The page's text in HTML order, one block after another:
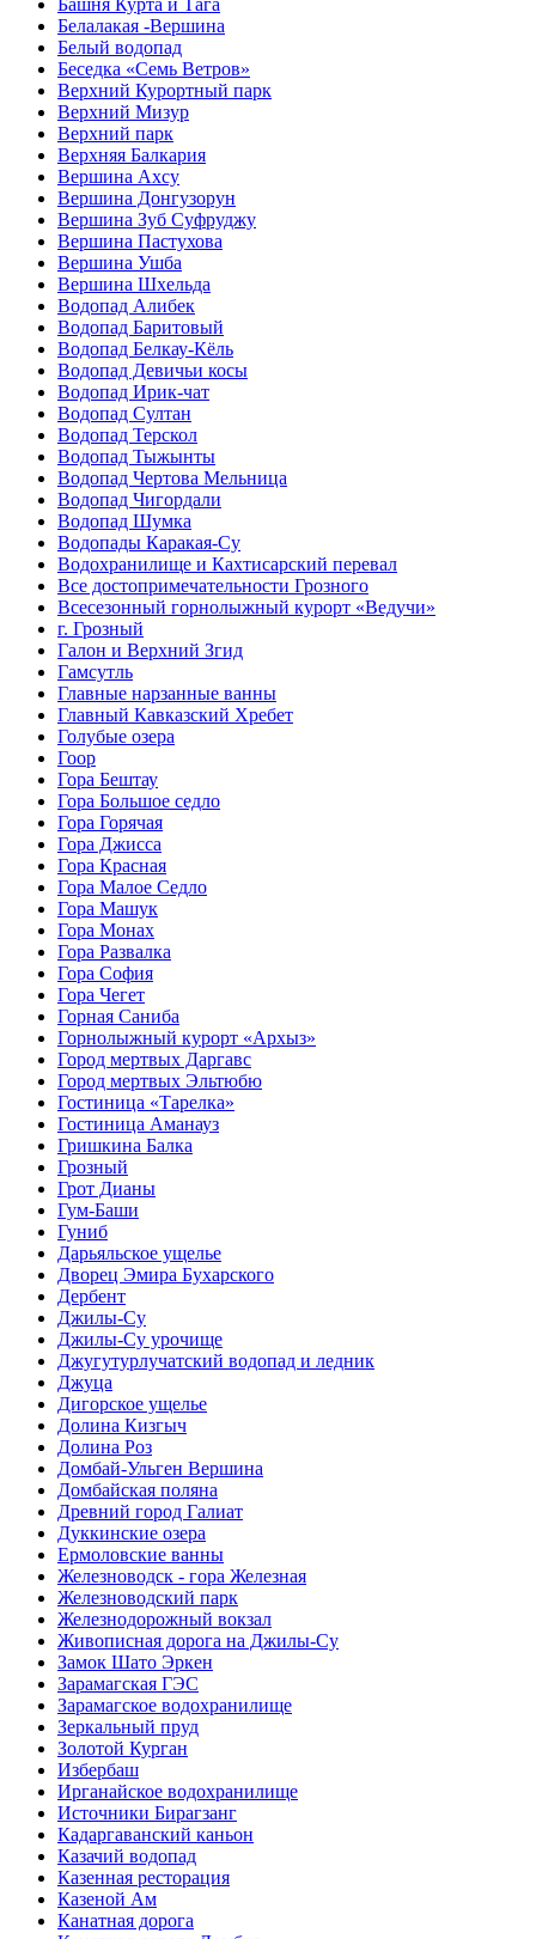
Белалакая -Вершина
Белый водопад
Беседка «Семь Ветров»
Верхний Курортный парк
Верхний Мизур
Верхний парк
Верхняя Балкария
Вершина Ахсу
Вершина Донгузорун
Вершина Зуб Суфруджу
Вершина Пастухова
Вершина Ушба
Вершина Шхельда
Водопад Алибек
Водопад Баритовый
Водопад Белкау-Кёль
Водопад Девичьи косы
Водопад Ирик-чат
Водопад Султан
Водопад Терскол
Водопад Тыжынты
Водопад Чертова Мельница
Водопад Чигордали
Водопад Шумка
Водопады Каракая-Су
Водохранилище и Кахтисарский перевал
Все достопримечательности Грозного
Всесезонный горнолыжный курорт «Ведучи»
г. Грозный
Галон и Верхний Згид
Гамсутль
Главные нарзанные ванны
Главный Кавказский Хребет
Голубые озера
Гоор
Гора Бештау
Гора Большое седло
Гора Горячая
Гора Джисса
Гора Красная
Гора Малое Седло
Гора Машук
Гора Монах
Гора Развалка
Гора София
Гора Чегет
Горная Саниба
Горнолыжный курорт «Архыз»
Город мертвых Даргавс
Город мертвых Эльтюбю
Гостиница «Тарелка»
Гостиница Аманауз
Гришкина Балка
Грозный
Грот Дианы
Гум-Баши
Гуниб
Дарьяльское ущелье
Дворец Эмира Бухарского
Дербент
Джилы-Су
Джилы-Су урочище
Джугутурлучатский водопад и ледник
Джуца
Дигорское ущелье
Долина Кизгыч
Долина Роз
Домбай-Ульген Вершина
Домбайская поляна
Древний город Галиат
Дуккинские озера
Ермоловские ванны
Железноводск - гора Железная
Железноводский парк
Железнодорожный вокзал
Живописная дорога на Джилы-Су
Замок Шато Эркен
Зарамагская ГЭС
Зарамагское водохранилище
Зеркальный пруд
Золотой Курган
Избербаш
Ирганайское водохранилище
Источники Бирагзанг
Кадаргаванский каньон
Казачий водопад
Казенная ресторация
Казеной Ам
Канатная дорога